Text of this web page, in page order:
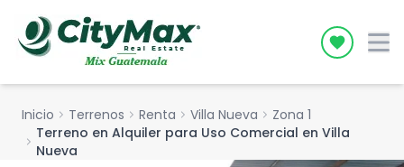
Icon
Inicio chevron_right Terrenos chevron_right Renta chevron_right Villa Nueva chevron_right Zona 1
chevron_right Terreno en Alquiler para Uso Comercial en Villa
Nueva